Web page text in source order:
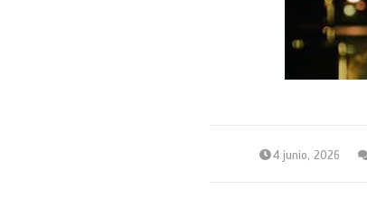
4 junio, 2026